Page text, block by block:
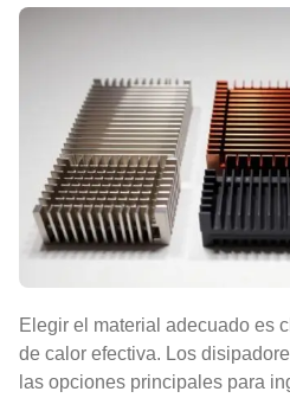
Elegir el material adecuado es
de calor efectiva. Los
las opciones principales para